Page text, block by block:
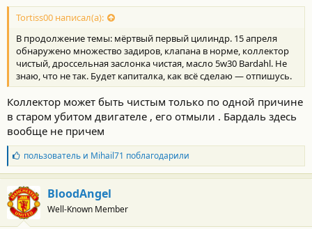
Tortiss00 написал(а):
В продолжение темы: мёртвый первый цилиндр. 15 апреля
обнаружено множество задиров, клапана в норме, коллектор
чистый, дроссельная заслонка чистая, масло 5w30 Bardahl. Не
знаю, что не так. Будет капиталка, как всё сделаю — отпишусь.
Коллектор может быть чистым только по одной причине
в старом убитом двигателе , его отмыли . Бардаль здесь
вообще не причем
Б
л
а
г
о
д
а
пользовательи Mihail71 поблагодарили
BloodAngel
Well-Known Member